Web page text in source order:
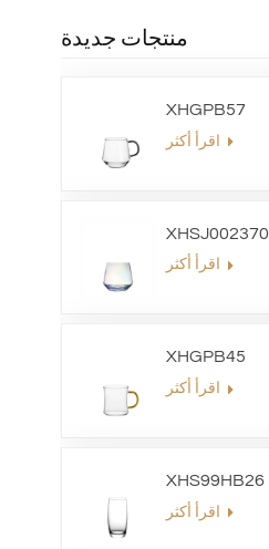
منتجات جديدة
XHGPB57
XHSJ002370
XHGPB45
XHS99HB26